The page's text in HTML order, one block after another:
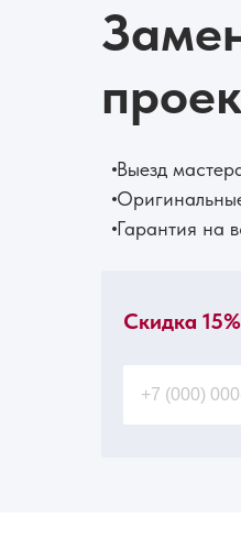
Выезд
Гарантия на
Скидка 15%